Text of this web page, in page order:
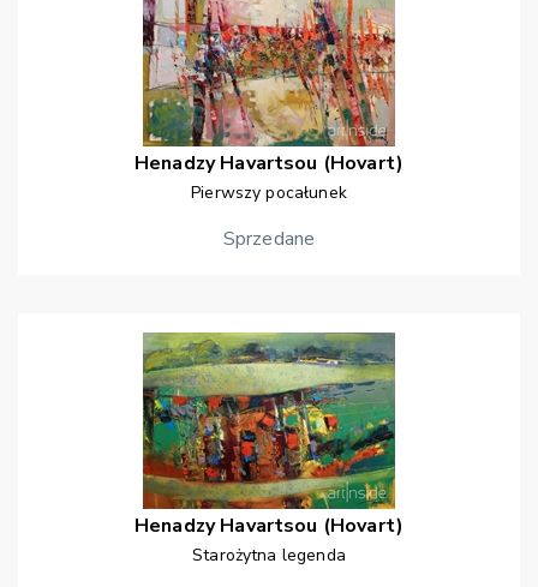
Henadzy Havartsou (Hovart)
Pierwszy pocałunek
Sprzedane
Henadzy Havartsou (Hovart)
Starożytna legenda